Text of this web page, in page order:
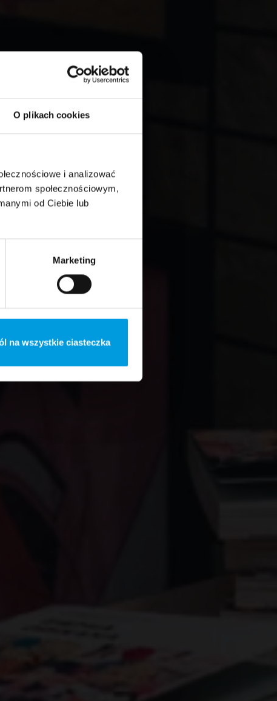
O plikach cookies
i analizować
społecznościowym,
od Ciebie lub
Marketing
na wszystkie ciasteczka